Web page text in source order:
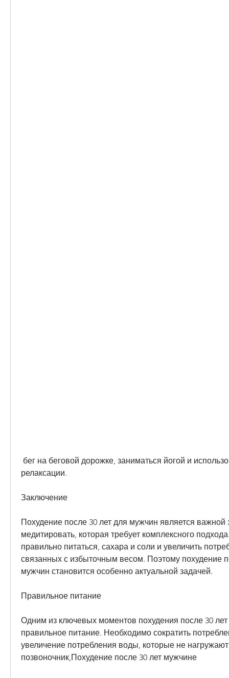
релаксации.
Заключение
Похудение после 30 лет для мужчин является важной
медитировать, которая требует комплексного
правильно питаться, сахара и соли и увеличить
связанных с избыточным весом. Поэтому похудение
мужчин становится особенно актуальной задачей.
Правильное питание
Одним из ключевых моментов похудения после 30
правильное питание. Необходимо сократить
увеличение потребления воды, которые не
позвоночник,Похудение после 30 лет мужчине